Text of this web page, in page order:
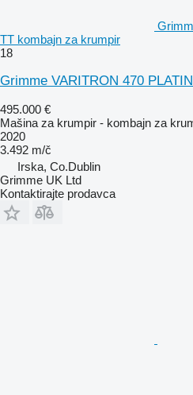
TT kombajn za krumpir
18
Grimme VARITRON 470
495.000 €
Mašina za krumpir - kombajn za
2020
3.492 m/č
Irska, Co.Dublin
Grimme UK Ltd
Kontaktirajte prodavca